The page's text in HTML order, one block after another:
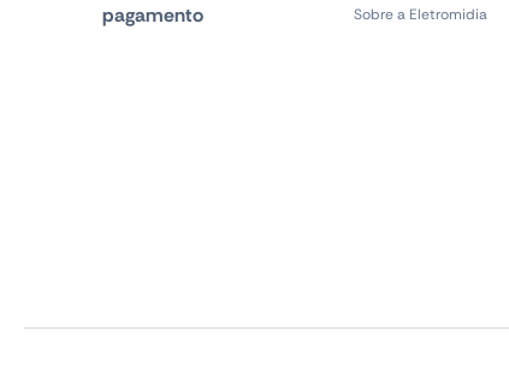
pagamento
Sobre a Eletromidia